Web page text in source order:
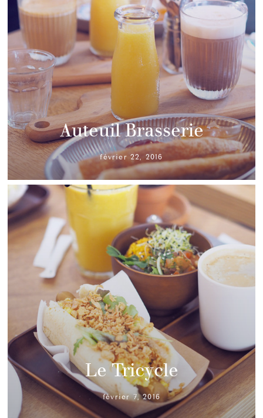
Auteuil Brasserie
février 22, 2016
Le Tricycle
février 7, 2016